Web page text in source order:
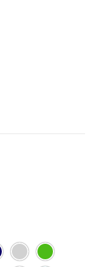
French
Navy
Grey
Melange
kelly
green